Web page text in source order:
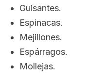
Guisantes.
Espinacas.
Mejillones.
Espárragos.
Mollejas.